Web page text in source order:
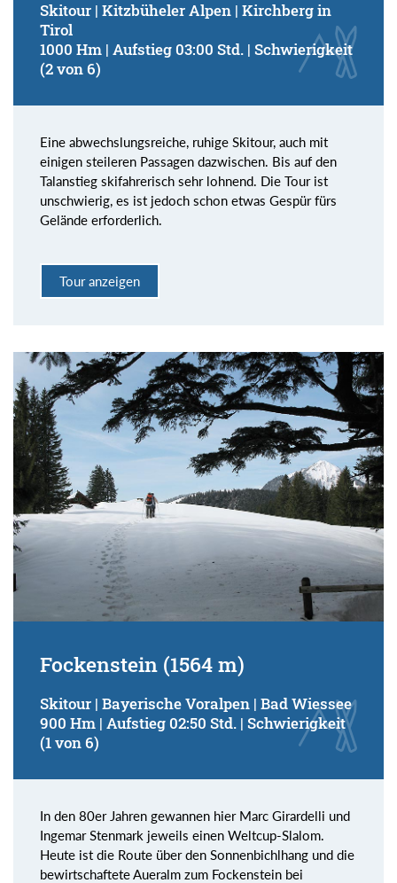
Skitour | Kitzbüheler Alpen | Kirchberg in
Tirol
1000 Hm | Aufstieg 03:00 Std. | Schwierigkeit
(2 von 6)
Eine abwechslungsreiche, ruhige Skitour, auch mit
einigen steileren Passagen dazwischen. Bis auf den
Talanstieg skifahrerisch sehr lohnend. Die Tour ist
unschwierig, es ist jedoch schon etwas Gespür fürs
Gelände erforderlich.
Tour anzeigen
Fockenstein (1564 m)
Skitour | Bayerische Voralpen | Bad Wiessee
900 Hm | Aufstieg 02:50 Std. | Schwierigkeit
(1 von 6)
In den 80er Jahren gewannen hier Marc Girardelli und
Ingemar Stenmark jeweils einen Weltcup-Slalom.
Heute ist die Route über den Sonnenbichlhang und die
bewirtschaftete Aueralm zum Fockenstein bei